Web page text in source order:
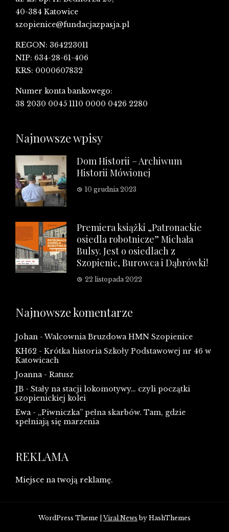
40-384 Katowice
szopienice@fundacjazpasja.pl
REGON: 364223011
NIP: 634-28-61-406
KRS: 0000607832
Numer konta bankowego:
38 2030 0045 1110 0000 0426 2280
Najnowsze wpisy
Dom Historii – Archiwum
Historii Mówionej
10 grudnia 2023
Premiera książki „Patronackie
osiedla robotnicze” Michała
Bulsy. Jest o osiedlach z
Szopienic, Burowca i Dąbrówki!
22 listopada 2022
Najnowsze komentarze
Johan -Walcownia Bruzdowa HMN Szopienice
KH62 - Krótka historia Szkoły Podstawowej nr 46 w
Katowicach
Joanna - Ratusz
JB - Stały na stacji lokomotywy… czyli początki
szopienickiej kolei
Ewa - „Piwniczka” pełna skarbów. Tam, gdzie
spełniają się marzenia
REKLAMA
Miejsce na twoją reklamę.
WordPress Theme |Viral News by HashThemes